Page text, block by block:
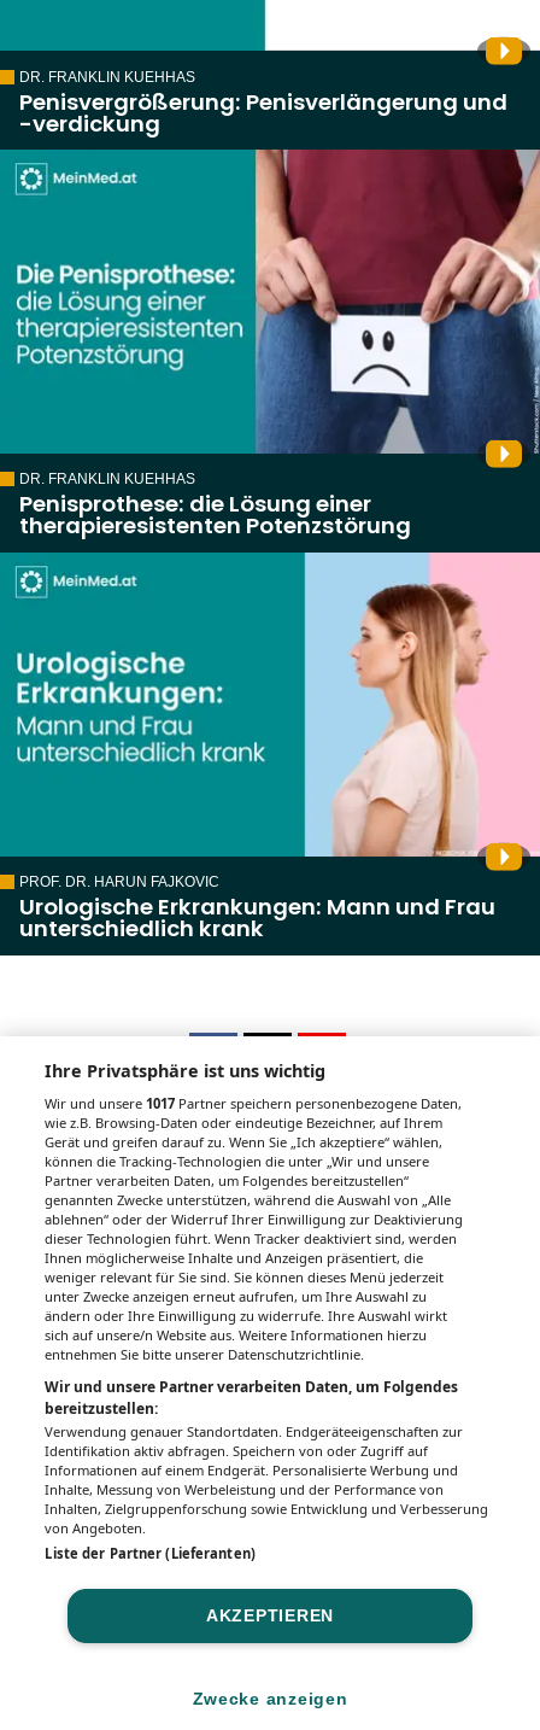
DR. FRANKLIN KUEHHAS
Penisvergrößerung: Penisverlängerung und
-verdickung
DR. FRANKLIN KUEHHAS
Penisprothese: die Lösung einer
therapieresistenten Potenzstörung
PROF. DR. HARUN FAJKOVIC
Urologische Erkrankungen: Mann und Frau
unterschiedlich krank
Unsere Wochenzeitungen
Gesundheitsseiten
Hier finden Sie die aktuelle Ausgabe der
Gesundheitsberichterstattung in den 120
Wochenzeitungen der RegionalMedien
Austria sowie ein Archiv der vergangenen
Ausgaben.
Ihre Privatsphäre ist uns wichtig
Wir und unsere1017 Partner speichern personenbezogene Daten,
wie z.B. Browsing-Daten oder eindeutige Bezeichner, auf Ihrem
Gerät und greifen darauf zu. Wenn Sie „Ich akzeptiere“ wählen,
können die Tracking-Technologien die unter „Wir und unsere
Partner verarbeiten Daten, um Folgendes bereitzustellen“
genannten Zwecke unterstützen, während die Auswahl von „Alle
ablehnen“ oder der Widerruf Ihrer Einwilligung zur Deaktivierung
dieser Technologien führt. Wenn Tracker deaktiviert sind, werden
Ihnen möglicherweise Inhalte und Anzeigen präsentiert, die
weniger relevant für Sie sind. Sie können dieses Menü jederzeit
unter Zwecke anzeigen erneut aufrufen, um Ihre Auswahl zu
ändern oder Ihre Einwilligung zu widerrufe. Ihre Auswahl wirkt
sich auf unsere/n Website aus. Weitere Informationen hierzu
entnehmen Sie bitte unserer Datenschutzrichtlinie.
Wir und unsere Partner verarbeiten Daten, um Folgendes
bereitzustellen:
Verwendung genauer Standortdaten. Endgeräteeigenschaften zur
Identifikation aktiv abfragen. Speichern von oder Zugriff auf
Informationen auf einem Endgerät. Personalisierte Werbung und
Inhalte, Messung von Werbeleistung und der Performance von
Inhalten, Zielgruppenforschung sowie Entwicklung und Verbesserung
von Angeboten.
Liste der Partner (Lieferanten)
AKZEPTIEREN
Zwecke anzeigen